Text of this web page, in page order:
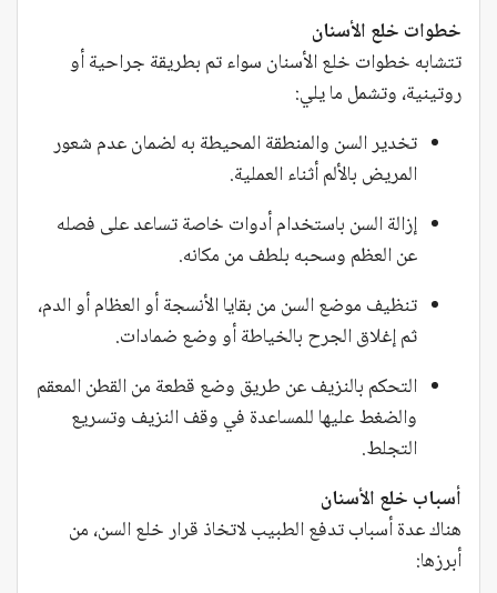
خطوات خلع الأسنان
تتشابه خطوات خلع الأسنان سواء تم بطريقة جراحية أو
روتينية، وتشمل ما يلي:
تخدير السن والمنطقة المحيطة به لضمان عدم شعور
المريض بالألم أثناء العملية.
إزالة السن باستخدام أدوات خاصة تساعد على فصله
عن العظم وسحبه بلطف من مكانه.
تنظيف موضع السن من بقايا الأنسجة أو العظام أو الدم،
ثم إغلاق الجرح بالخياطة أو وضع ضمادات.
التحكم بالنزيف عن طريق وضع قطعة من القطن المعقم
والضغط عليها للمساعدة في وقف النزيف وتسريع
التجلط.
أسباب خلع الأسنان
هناك عدة أسباب تدفع الطبيب لاتخاذ قرار خلع السن، من
أبرزها: